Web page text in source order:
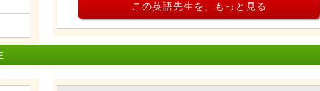
この英語先生を、もっと見る